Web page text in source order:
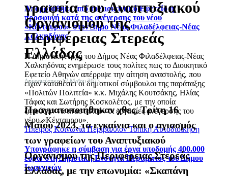
Απορρίφθηκε από το Διοικητικό Εφετείο η
προσφυγή κατά της ανέγερσης του νέου
«Κένταυρου» στον Δήμο Νέας Φιλαδέλφειας-Νέας
Χαλκηδόνας
Η Δημοτική Αρχή του Δήμος Νέας Φιλαδέλφειας-Νέας
Χαλκηδόνας ενημέρωσε τους πολίτες πως το Διοικητικό
Εφετείο Αθηνών απέρριψε την αίτηση αναστολής, που
είχαν καταθέσει οι δημοτικοί σύμβουλοι της παράταξης
«Πολιτών Πολιτεία» κ.κ. Μιχάλης Κουτσάκης, Ηλίας
Τάφας και Σωτήρης Κοσκολέτος, με την οποία
ζητούσαν να ανασταλούν οι εργασίες ανέγερσης του
νέου «Κένταυρου».
ΉπειροςΚοινωνίαΠεριβάλλονΤοπική Αυτοδιοίκηση
Υπογράφηκε η σύμβαση για έργα υποδομής 400.000
ευρώ στη Δημοτική Ενότητα Περάματος του Δήμου
Ιωαννιτών
γραφεία του Αναπτυξιακού
Οργανισμού της
Περιφέρειας Στερεάς
Ελλάδας
Δημοσιεύτηκε: 17 Μαΐου 2023
Πραγματοποιήθηκαν χθες, Τρίτη 16
Μαΐου 2023, τα εγκαίνια και ο αγιασμός
των γραφείων του Αναπτυξιακού
Οργανισμού της Περιφέρειας Στερεάς
Ελλάδας, με την επωνυμία: «Σκαπάνη